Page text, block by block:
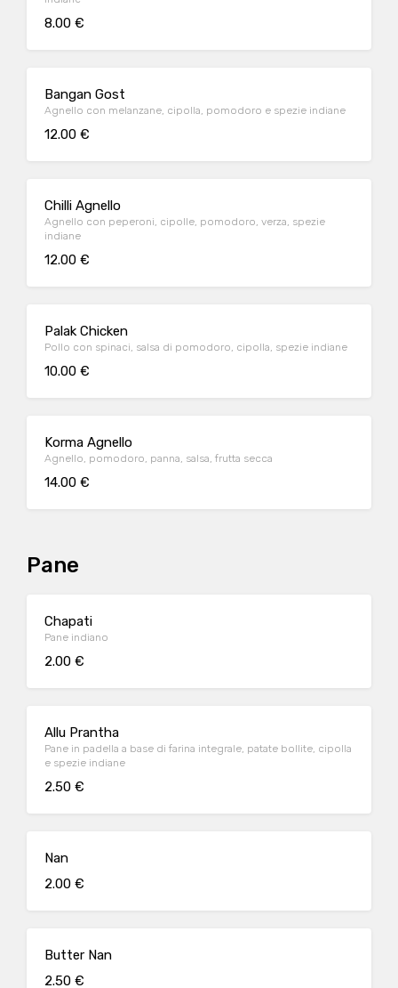
8.00 €
Bangan Gost
Agnello con melanzane, cipolla, pomodoro e spezie indiane
12.00 €
Chilli Agnello
Agnello con peperoni, cipolle, pomodoro, verza, spezie
indiane
12.00 €
Palak Chicken
Pollo con spinaci, salsa di pomodoro, cipolla, spezie indiane
10.00 €
Korma Agnello
Agnello, pomodoro, panna, salsa, frutta secca
14.00 €
Pane
Chapati
Pane indiano
2.00 €
Allu Prantha
Pane in padella a base di farina integrale, patate bollite, cipolla
e spezie indiane
2.50 €
Nan
2.00 €
Butter Nan
2.50 €